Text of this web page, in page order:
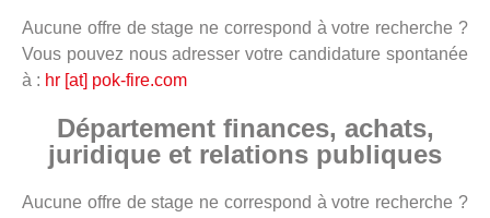
Aucune offre de stage ne correspond à votre recherche ?
Vous pouvez nous adresser votre candidature spontanée
à : hr [at] pok-fire.com
Département finances, achats,
juridique et relations publiques
Aucune offre de stage ne correspond à votre recherche ?